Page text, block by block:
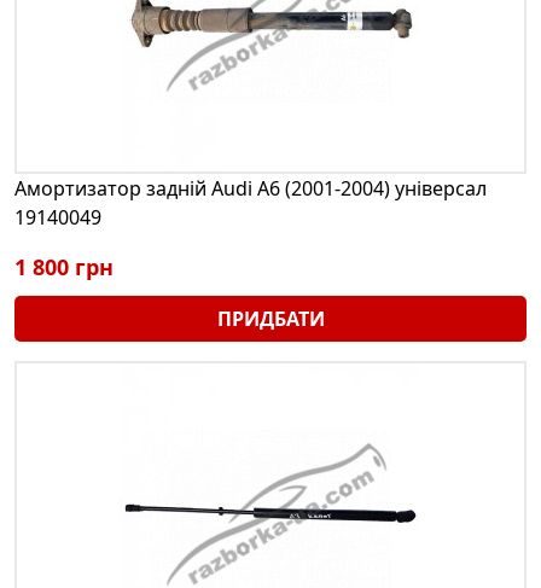
Амортизатор задній Audi A6 (2001-2004) універсал
19140049
1 800 грн
ПРИДБАТИ